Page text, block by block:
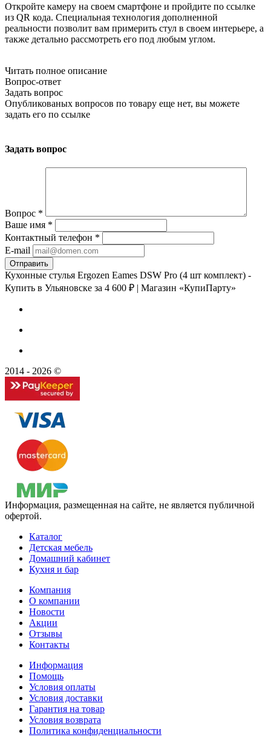
Откройте камеру на своем смартфоне и пройдите по ссылке
из QR кода. Специальная технология дополненной
реальности позволит вам примерить стул в своем интерьере, а
также детально рассмотреть его под любым углом.
Читать полное описание
Вопрос-ответ
Задать вопрос
Опубликованых вопросов по товару еще нет, вы можете
задать его по ссылке
Задать вопрос
Вопрос *
Ваше имя *
Контактный телефон *
E-mail
Кухонные стулья Ergozen Eames DSW Pro (4 шт комплект) -
Купить в Ульяновске за 4 600 ₽ | Магазин «КупиПарту»
2014 - 2026 ©
Информация, размещенная на сайте, не является публичной
офертой.
Каталог
Детская мебель
Домашний кабинет
Кухня и бар
Компания
О компании
Новости
Акции
Отзывы
Контакты
Информация
Помощь
Условия оплаты
Условия доставки
Гарантия на товар
Условия возврата
Политика конфиденциальности